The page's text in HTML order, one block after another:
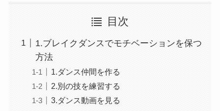
目次
1.ブレイクダンスでモチベーションを保つ
方法
1.ダンス仲間を作る
2.別の技を練習する
3.ダンス動画を見る